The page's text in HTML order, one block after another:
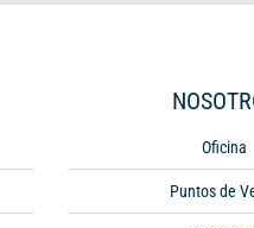
Oficina
Puntos de